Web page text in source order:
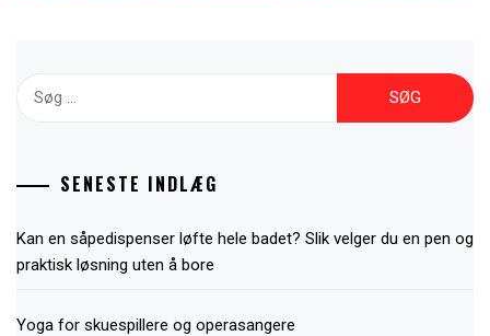
efter:
SENESTE INDLÆG
Kan en såpedispenser løfte hele badet? Slik velger du en pen og
praktisk løsning uten å bore
Yoga for skuespillere og operasangere